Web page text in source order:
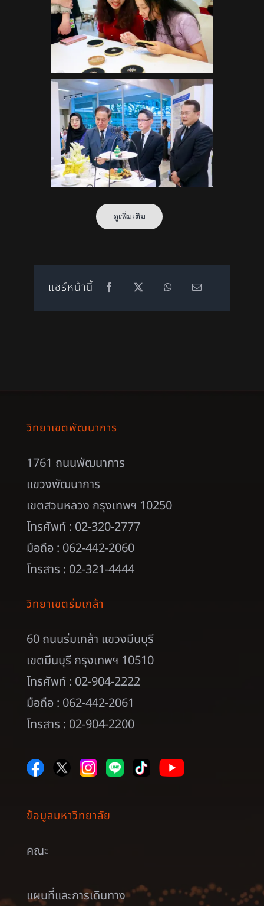
ดูเพิ่มเติม
แชร์หน้านี้
วิทยาเขตพัฒนาการ
1761 ถนนพัฒนาการ
แขวงพัฒนาการ
เขตสวนหลวง กรุงเทพฯ 10250
โทรศัพท์ : 02-320-2777
มือถือ : 062-442-2060
โทรสาร : 02-321-4444
วิทยาเขตร่มเกล้า
60 ถนนร่มเกล้า แขวงมีนบุรี
เขตมีนบุรี กรุงเทพฯ 10510
โทรศัพท์ : 02-904-2222
มือถือ : 062-442-2061
โทรสาร : 02-904-2200
ข้อมูลมหาวิทยาลัย
คณะ
แผนที่และการเดินทาง